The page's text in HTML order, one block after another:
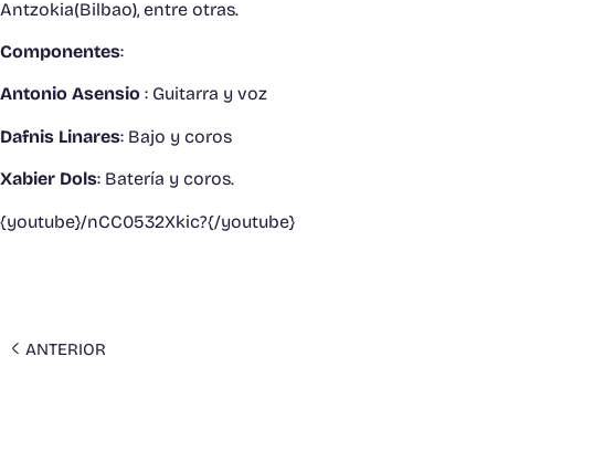
Antzokia(Bilbao), entre otras.
Componentes:
Antonio Asensio : Guitarra y voz
Dafnis Linares: Bajo y coros
Xabier Dols: Batería y coros.
{youtube}/nCC0532Xkic?{/youtube}
ANTERIOR